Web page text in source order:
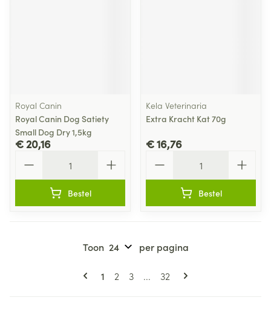
Royal Canin
Royal Canin Dog Satiety
Small Dog Dry 1,5kg
€ 20,16
Bestel
Kela Veterinaria
Extra Kracht Kat 70g
€ 16,76
Bestel
Pagina's
U lees momenteel pagina
1 Pagina
2 Pagina
3 ... Pagina
32
Toon per pagina